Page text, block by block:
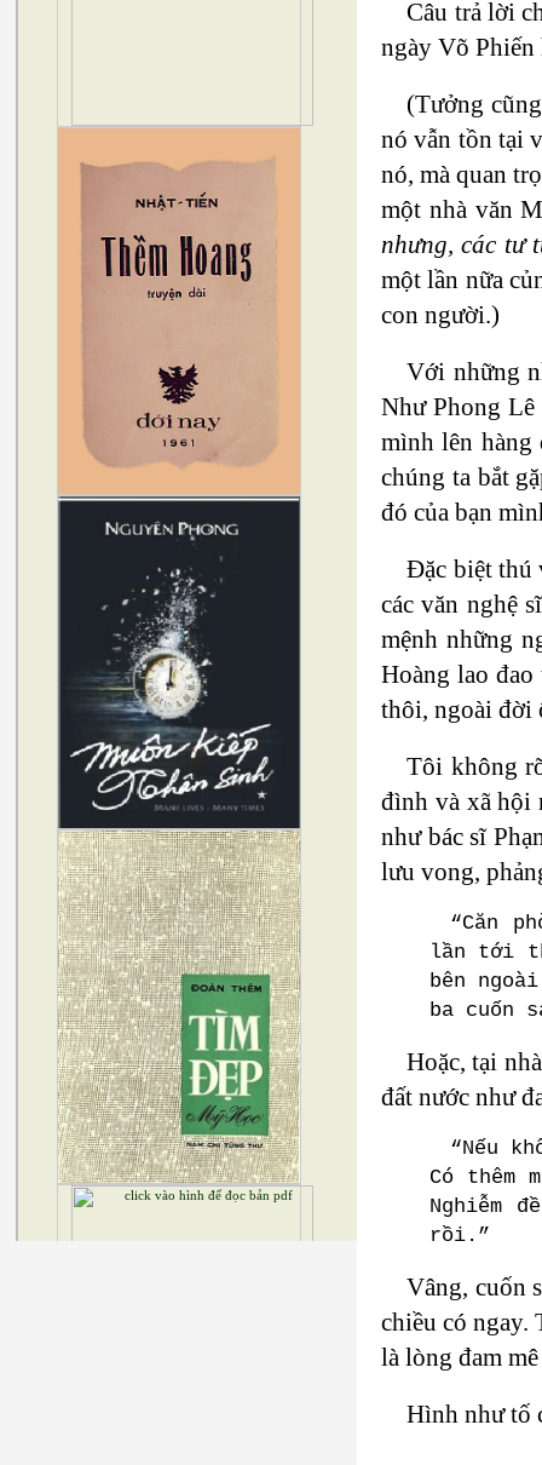
Câu trả lời
ngày Võ Phiến
(Tưởng
nó vẫn tồn tại
nó, mà quan
một nhà văn
nhưng, các tư
một lần nữa
con người.)
Với những
Như Phong Lê
mình lên
chúng ta bắt
đó của bạn
Đặc biệt thú
các văn nghệ
mệnh những
Hoàng lao
thôi, ngoài đời
Tôi không
đình và xã hội
như bác sĩ
lưu vong,
“Căn
lần tới
bên
ba cuốn
Hoặc, tại
đất nước như
“Nếu
Có thêm
Nghiễm
rồi.”
Vâng, cuốn
chiều có ngay.
là lòng đam
Hình như tố